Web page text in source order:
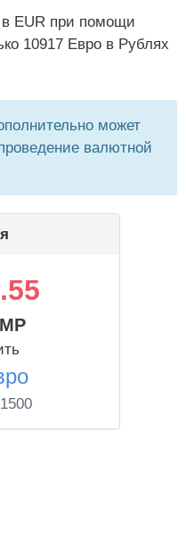
в EUR при помощи
10917 Евро в Рублях
может
валютной